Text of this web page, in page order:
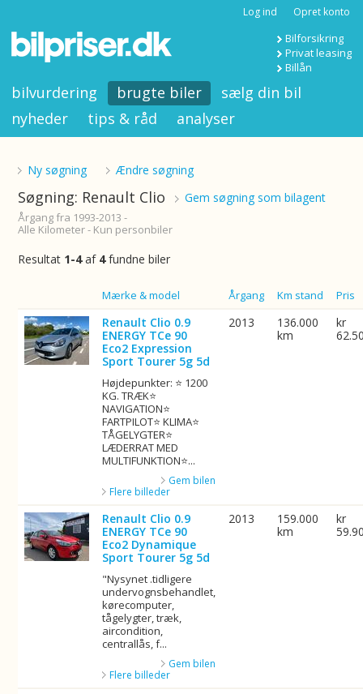
Log ind Opret konto
Bilforsikring
Privat leasing
Billån
bilvurdering brugte biler
sælg din bil
nyheder
tips & råd analyser
Ny søgning Ændre søgning
Søgning: Renault Clio Gem søgning som bilagent
Årgang fra 1993-2013 -
Alle Kilometer - Kun personbiler
Resultat 1-4af 4fundne biler
Mærke & model Årgang Km stand Pris
Renault Clio 0.9
ENERGY TCe 90
Eco2 Expression
Sport Tourer 5g 5d
Højdepunkter: ⭐ 1200
KG. TRÆK⭐
NAVIGATION⭐
FARTPILOT⭐ KLIMA⭐
TÅGELYGTER⭐
LÆDERRAT MED
MULTIFUNKTION⭐...
Gem bilen
Flere billeder
2013
136.000
km
kr
Renault Clio 0.9
ENERGY TCe 90
Eco2 Dynamique
Sport Tourer 5g 5d
"Nysynet .tidligere
undervognsbehandlet,
kørecomputer,
tågelygter, træk,
aircondition,
centrallås, f...
Gem bilen
Flere billeder
2013
159.000
km
kr